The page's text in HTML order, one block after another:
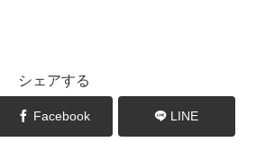
シェアする
Facebook LINE